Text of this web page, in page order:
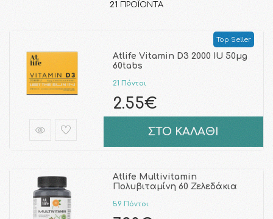
21 ΠΡΟΪΌΝΤΑ
Top Seller
Atlife Vitamin D3 2000 IU 50μg
60tabs
21 Πόντοι
2.55€
ΣΤΟ ΚΑΛΑΘΙ
Atlife Multivitamin
Πολυβιταμίνη 60 Ζελεδάκια
59 Πόντοι